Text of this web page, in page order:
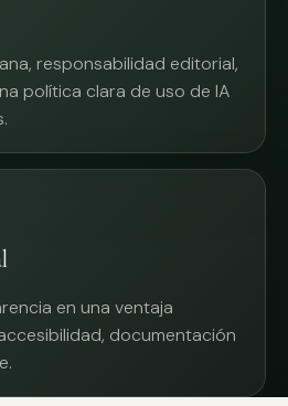
responsabilidad editorial,
política clara de uso de IA
en una ventaja
documentación